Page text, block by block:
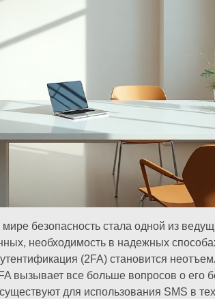
безопасность стала одной из
необходимость в надежных
(2FA) становится
вызывает все больше вопросов о его
для использования SMS в